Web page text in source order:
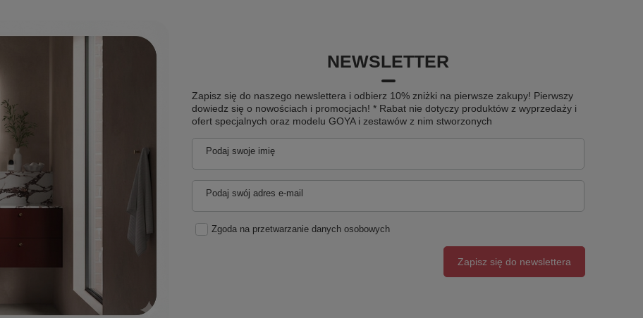
NEWSLETTER
Zapisz się do naszego newslettera i odbierz 10% zniżki na pierwsze zakupy! Pierwszy
dowiedz się o nowościach i promocjach! * Rabat nie dotyczy produktów z wyprzedaży i
ofert specjalnych oraz modelu GOYA i zestawów z nim stworzonych
Podaj swoje imię
Podaj swój adres e-mail
Zgoda na przetwarzanie danych osobowych
Zapisz się do newslettera